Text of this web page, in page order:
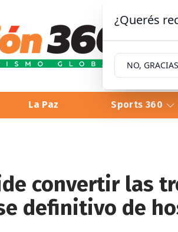
La Paz Sports 360
convertir las
definitivo de
¿Querés
NO, GRACIAS